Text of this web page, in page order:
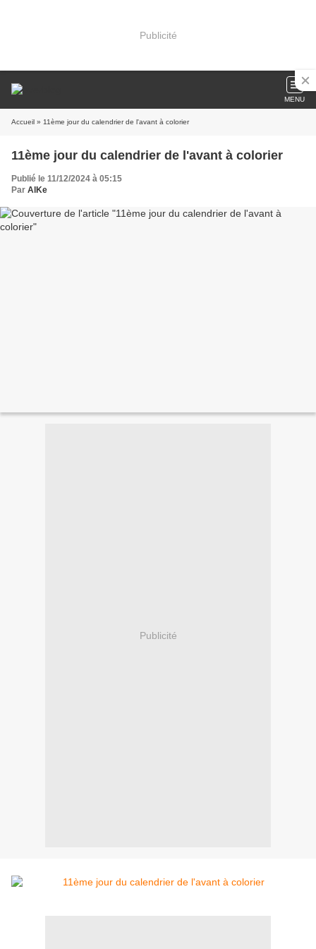
Publicité
MENU
Accueil » 11ème jour du calendrier de l'avant à colorier
11ème jour du calendrier de l'avant à colorier
Publié le 11/12/2024 à 05:15
Par AlKe
Publicité